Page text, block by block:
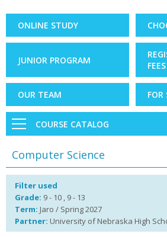
ONLINE STUDY
JUNIOR PROGRAM
FEES
OUR TEAM
COURSE CATALOG
Computer Science
Filter used
Grade: 9 - 10 , 9 - 13
Term: Jaro / Spring 2027
Partner: University of Nebraska High